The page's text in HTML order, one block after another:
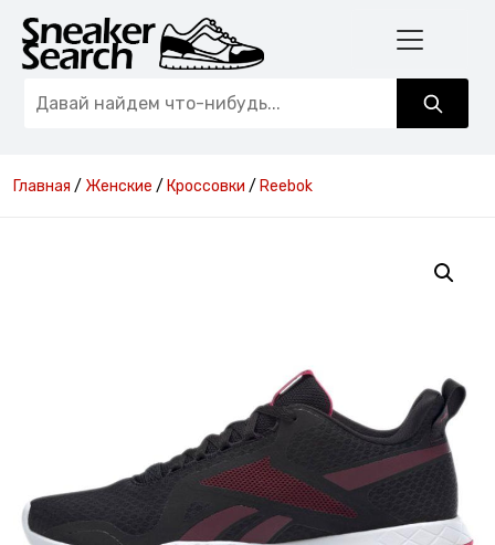
Главная / Женские / Кроссовки / Reebok